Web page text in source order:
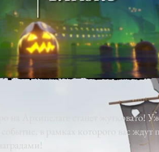
Архипелаге станет жутковато!
в рамках которого вас ждут